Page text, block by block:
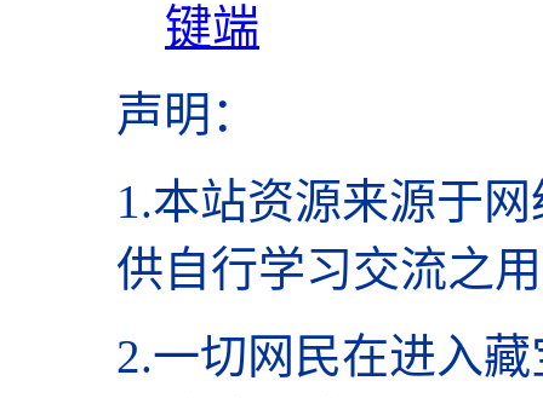
键端
声明 ：
1.本站资源来源于
供自行学习交流之
2.一切网民在进入